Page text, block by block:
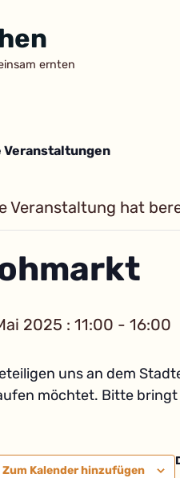
ernten
Veranstaltungen
Veranstaltung hat
2025 : 11:00 - 16:00
uns an dem
möchtet. Bitte bringt
Zum Kalender hinzufügen